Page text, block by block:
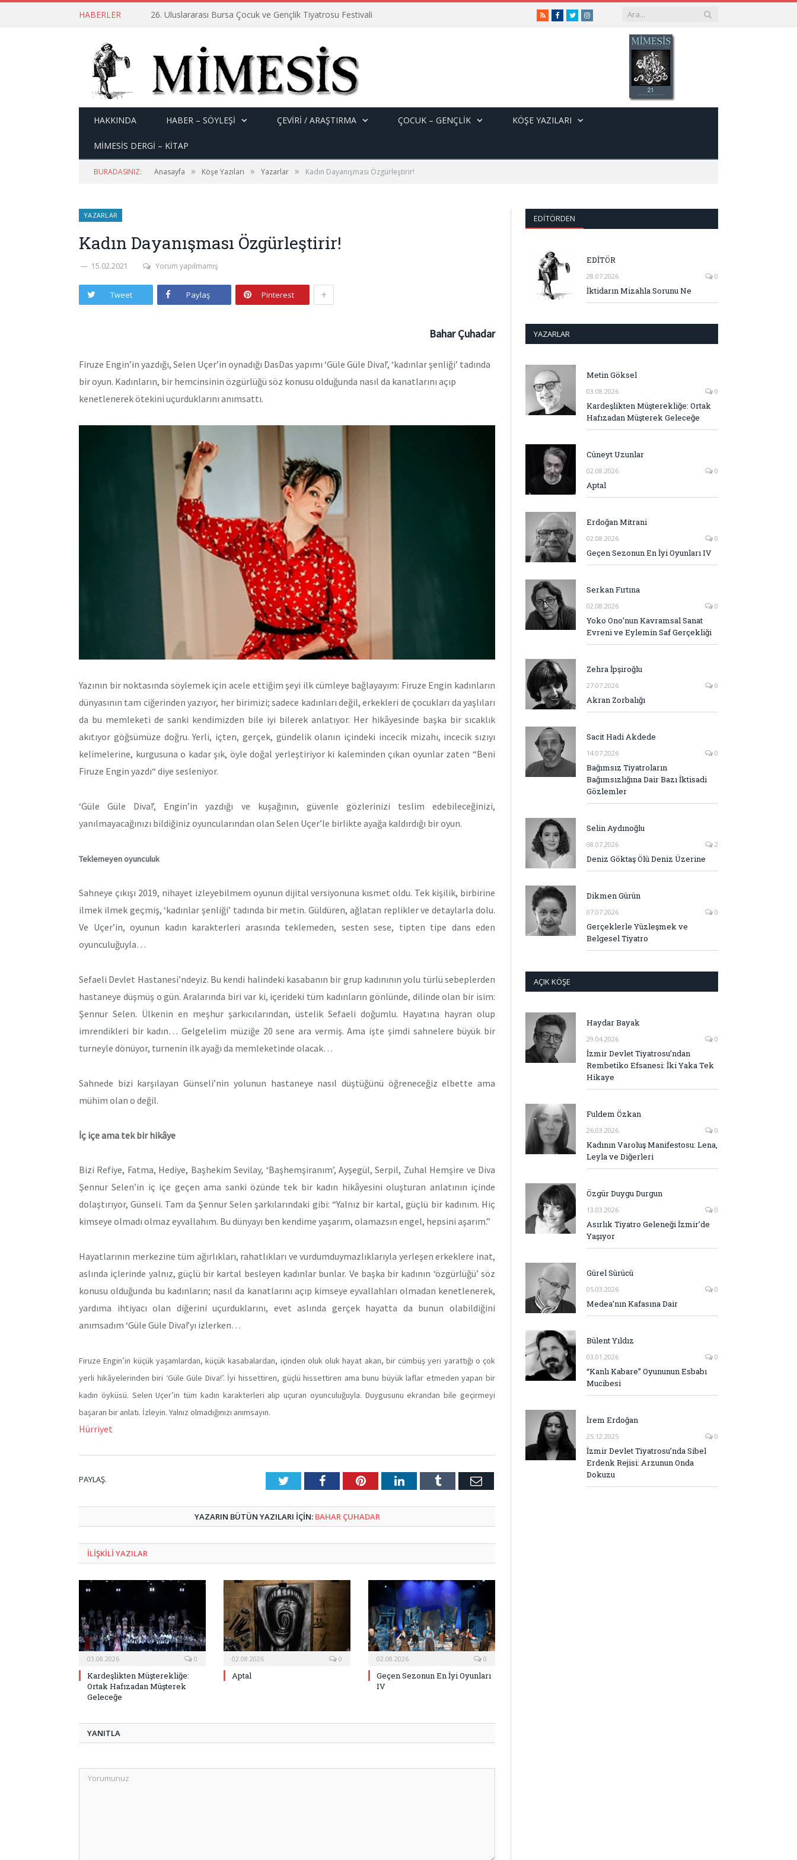
HABERLER 26. Uluslararası Bursa Çocuk ve Gençlik Tiyatrosu Festivali RSSFacebook
TwitterInstagram
HAKKINDA HABER – SÖYLEŞI ÇEVİRİ / ARAŞTIRMA ÇOCUK – GENÇLIK KÖŞE YAZILARI
MİMESİS DERGİ – KİTAP
BURADASINIZ: Anasayfa » Köşe Yazıları » Yazarlar » Kadın Dayanışması Özgürleştirir!
YAZARLAR
Kadın Dayanışması Özgürleştirir!
15.02.2021 Yorum yapılmamış
Tweet Paylaş Pinterest +
Bahar Çuhadar
Firuze Engin’in yazdığı, Selen Uçer’in oynadığı DasDas yapımı ‘Güle Güle Diva!’, ‘kadınlar şenliği’ tadında
bir oyun. Kadınların, bir hemcinsinin özgürlüğü söz konusu olduğunda nasıl da kanatlarını açıp
kenetlenerek ötekini uçurduklarını anımsattı.
Yazının bir noktasında söylemek için acele ettiğim şeyi ilk cümleye bağlayayım: Firuze Engin kadınların
dünyasının tam ciğerinden yazıyor, her birimizi; sadece kadınları değil, erkekleri de çocukları da yaşlıları
da bu memleketi de sanki kendimizden bile iyi bilerek anlatıyor. Her hikâyesinde başka bir sıcaklık
akıtıyor göğsümüze doğru. Yerli, içten, gerçek, gündelik olanın içindeki incecik mizahı, incecik sızıyı
kelimelerine, kurgusuna o kadar şık, öyle doğal yerleştiriyor ki kaleminden çıkan oyunlar zaten “Beni
Firuze Engin yazdı“ diye sesleniyor.
‘Güle Güle Diva!’, Engin’in yazdığı ve kuşağının, güvenle gözlerinizi teslim edebileceğinizi,
yanılmayacağınızı bildiğiniz oyuncularından olan Selen Uçer’le birlikte ayağa kaldırdığı bir oyun.
Teklemeyen oyunculuk
Sahneye çıkışı 2019, nihayet izleyebilmem oyunun dijital versiyonuna kısmet oldu. Tek kişilik, birbirine
ilmek ilmek geçmiş, ‘kadınlar şenliği’ tadında bir metin. Güldüren, ağlatan replikler ve detaylarla dolu.
Ve Uçer’in, oyunun kadın karakterleri arasında teklemeden, sesten sese, tipten tipe dans eden
oyunculuğuyla…
Sefaeli Devlet Hastanesi’ndeyiz. Bu kendi halindeki kasabanın bir grup kadınının yolu türlü sebeplerden
hastaneye düşmüş o gün. Aralarında biri var ki, içerideki tüm kadınların gönlünde, dilinde olan bir isim:
Şennur Selen. Ülkenin en meşhur şarkıcılarından, üstelik Sefaeli doğumlu. Hayatına hayran olup
imrendikleri bir kadın… Gelgelelim müziğe 20 sene ara vermiş. Ama işte şimdi sahnelere büyük bir
turneyle dönüyor, turnenin ilk ayağı da memleketinde olacak…
Sahnede bizi karşılayan Günseli’nin yolunun hastaneye nasıl düştüğünü öğreneceğiz elbette ama
mühim olan o değil.
İç içe ama tek bir hikâye
Bizi Refiye, Fatma, Hediye, Başhekim Sevilay, ‘Başhemşiranım’, Ayşegül, Serpil, Zuhal Hemşire ve Diva
Şennur Selen’in iç içe geçen ama sanki özünde tek bir kadın hikâyesini oluşturan anlatının içinde
dolaştırıyor, Günseli. Tam da Şennur Selen şarkılarındaki gibi: “Yalnız bir kartal, güçlü bir kadınım. Hiç
kimseye olmadı olmaz eyvallahım. Bu dünyayı ben kendime yaşarım, olamazsın engel, hepsini aşarım.”
Hayatlarının merkezine tüm ağırlıkları, rahatlıkları ve vurdumduymazlıklarıyla yerleşen erkeklere inat,
aslında içlerinde yalnız, güçlü bir kartal besleyen kadınlar bunlar. Ve başka bir kadının ‘özgürlüğü’ söz
konusu olduğunda bu kadınların; nasıl da kanatlarını açıp kimseye eyvallahları olmadan kenetlenerek,
yardıma ihtiyacı olan diğerini uçurduklarını, evet aslında gerçek hayatta da bunun olabildiğini
anımsadım ‘Güle Güle Diva!’yı izlerken…
Firuze Engin’in küçük yaşamlardan, küçük kasabalardan, içinden oluk oluk hayat akan, bir cümbüş yeri yarattığı o çok
yerli hikâyelerinden biri ‘Güle Güle Diva!’. İyi hissettiren, güçlü hissettiren ama bunu büyük laflar etmeden yapan bir
kadın öyküsü. Selen Uçer’in tüm kadın karakterleri alıp uçuran oyunculuğuyla. Duygusunu ekrandan bile geçirmeyi
başaran bir anlatı. İzleyin. Yalnız olmadığınızı anımsayın.
Hürriyet
PAYLAŞ. TwitterFacebookPinterestLinkedInTumblr E-
YAZARIN BÜTÜN YAZILARI IÇIN: BAHAR ÇUHADAR
ILIŞKILI YAZILAR
03.08.2026 0
Kardeşlikten Müşterekliğe:
Ortak Hafızadan Müşterek
Geleceğe
02.08.2026 0
Aptal
02.08.2026 0
Geçen Sezonun En İyi Oyunları
IV
YANITLA
EDITÖRDEN
EDİTÖR
28.07.2026 0
İktidarın Mizahla Sorunu Ne
YAZARLAR
Metin Göksel
03.08.2026 0
Kardeşlikten Müşterekliğe: Ortak
Hafızadan Müşterek Geleceğe
Cüneyt Uzunlar
02.08.2026 0
Aptal
Erdoğan Mitrani
02.08.2026 0
Geçen Sezonun En İyi Oyunları IV
Serkan Fırtına
02.08.2026 0
Yoko Ono’nun Kavramsal Sanat
Evreni ve Eylemin Saf Gerçekliği
Zehra İpşiroğlu
27.07.2026 0
Akran Zorbalığı
Sacit Hadi Akdede
14.07.2026 0
Bağımsız Tiyatroların
Bağımsızlığına Dair Bazı İktisadi
Gözlemler
Selin Aydınoğlu
08.07.2026 2
Deniz Göktaş Ölü Deniz Üzerine
Dikmen Gürün
07.07.2026 0
Gerçeklerle Yüzleşmek ve
Belgesel Tiyatro
AÇIK KÖŞE
Haydar Bayak
29.04.2026 0
İzmir Devlet Tiyatrosu’ndan
Rembetiko Efsanesi: İki Yaka Tek
Hikaye
Fuldem Özkan
26.03.2026 0
Kadının Varoluş Manifestosu: Lena,
Leyla ve Diğerleri
Özgür Duygu Durgun
13.03.2026 0
Asırlık Tiyatro Geleneği İzmir’de
Yaşıyor
Gürel Sürücü
05.03.2026 0
Medea’nın Kafasına Dair
Bülent Yıldız
03.01.2026 0
“Kanlı Kabare” Oyununun Esbabı
Mucibesi
İrem Erdoğan
25.12.2025 0
İzmir Devlet Tiyatrosu’nda Sibel
Erdenk Rejisi: Arzunun Onda
Dokuzu